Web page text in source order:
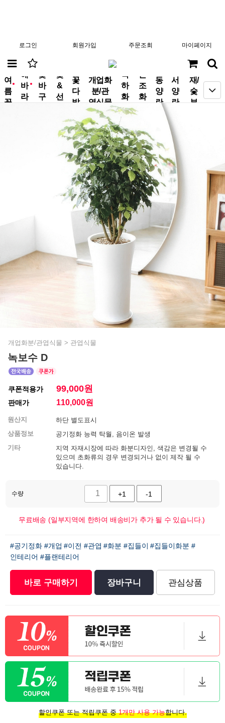
로그인 회원가입 주문조회 마이페이지
new
여
름
꽃
new
해
바
라
꽃
바
구
꽃
&
선
꽃
다
발
개업화
분/관
엽식물
축
하
화
환
근
조
화
동
양
란
서
양
란
분
재/
숯
부
개업화분/관엽식물 > 관엽식물
녹보수 D
쿠폰적용가 99,000원
판매가 110,000원
원산지
하단 별도표시
상품정보
공기정화 능력 탁월, 음이온 발생
기타
지역 자재시장에 따라 화분디자인, 색감은 변경될 수
있으며 초화류의 경우 변경되거나 없이 제작 될 수
있습니다.
수량 +1 -1
무료배송 (일부지역에 한하여 배송비가 추가 될 수 있습니다.)
#공기정화 #개업 #이전 #관엽 #화분 #집들이 #집들이화분 #
인테리어 #플랜테리어
바로 구매하기 장바구니 관심상품
할인쿠폰 또는 적립쿠폰 중1개만 사용 가능합니다.